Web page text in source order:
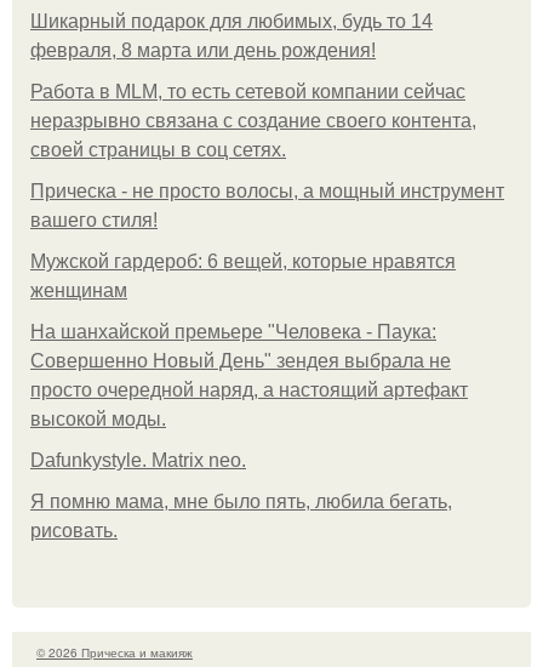
Шикарный подарок для любимых, будь то 14
февраля, 8 марта или день рождения!
Работа в MLM, то есть сетевой компании сейчас
неразрывно связана с создание своего контента,
своей страницы в соц сетях.
Прическа - не просто волосы, а мощный инструмент
вашего стиля!
Мужской гардероб: 6 вещей, которые нравятся
женщинам
На шанхайской премьере "Человека - Паука:
Совершенно Новый День" зендея выбрала не
просто очередной наряд, а настоящий артефакт
высокой моды.
Dafunkystyle. Matrix neo.
Я помню мама, мне было пять, любила бегать,
рисовать.
© 2026 Прическа и макияж